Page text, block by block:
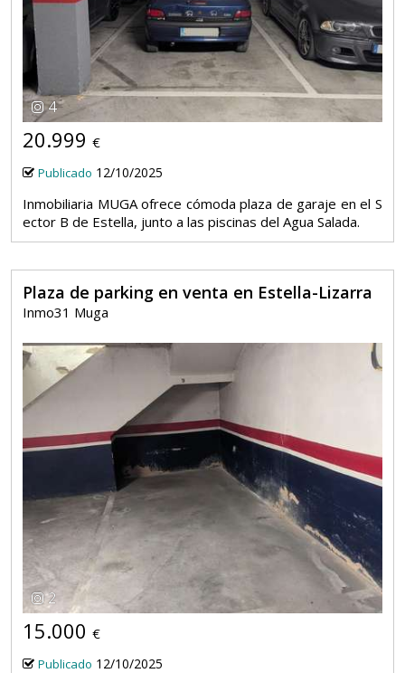
4
20.999 €
Publicado 12/10/2025
Inmobiliaria MUGA ofrece cómoda plaza de garaje en el S
ector B de Estella, junto a las piscinas del Agua Salada.
Plaza de parking en venta en Estella-Lizarra
Inmo31 Muga
2
15.000 €
Publicado 12/10/2025